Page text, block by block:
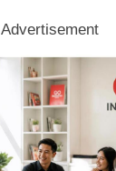
Advertisement